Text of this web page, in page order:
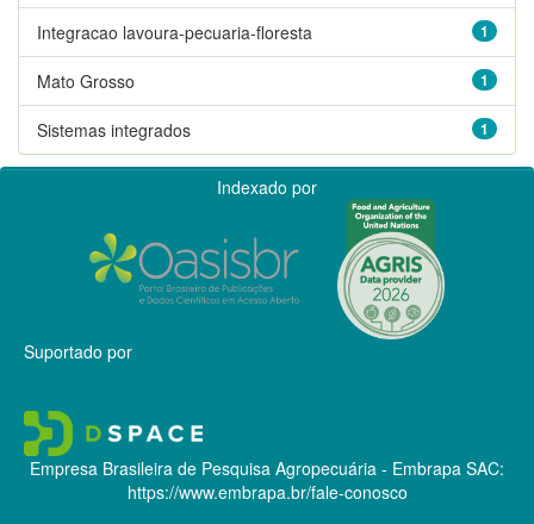
1
Integracao lavoura-pecuaria-floresta
1
Mato Grosso
1
Sistemas integrados
Indexado por
Suportado por
Empresa Brasileira de Pesquisa Agropecuária - Embrapa SAC:
https://www.embrapa.br/fale-conosco